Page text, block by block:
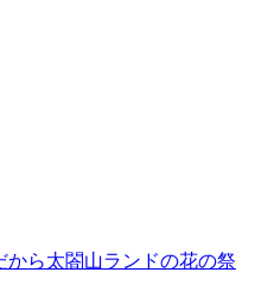
から太閤山ランドの花の祭